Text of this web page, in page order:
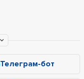
Телеграм-бот